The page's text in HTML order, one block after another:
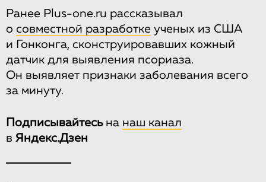
Ранее Plus-one.ru рассказывал
о совместной разработке ученых из США
и Гонконга, сконструировавших кожный
датчик для выявления псориаза.
Он выявляет признаки заболевания всего
за минуту.
Подписывайтесьна наш канал
в Яндекс.Дзен